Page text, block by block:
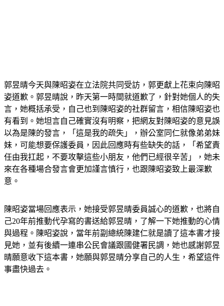
郭昱晴今天與陳昭姿在立法院共同受訪，郭更獻上花束向陳昭
姿道歉。郭昱晴說，昨天第一時間就道歉了，針對她個人的失
言，她概括承受，自己也到陳昭姿的社群留言，相信陳昭姿也
有看到。她坦言自己確實沒有明察，把網友對陳昭姿的意見誤
以為是陳的發言，「這是我的疏失」，辦公室同仁就像弟弟妹
妹，可能想要保護委員，因此回應時有些缺失的話，「希望責
任由我扛起，不要攻擊這些小朋友，他們已經很辛苦」，她未
來在各種場合發言會更加謹言慎行，也跟陳昭姿致上最深歉
意。
陳昭姿當場回應表示，她接受郭昱晴委員誠心的道歉，也將自
己20年前推動代孕寫的書送給郭昱晴，了解一下她推動的心情
與過程。陳昭姿說，當年前副總統陳建仁就是讀了這本書才接
見她，並有後續一連串公民會議跟國健署民調，她也感謝郭昱
晴願意收下這本書，她願與郭昱晴分享自己的人生，希望這件
事盡快過去。